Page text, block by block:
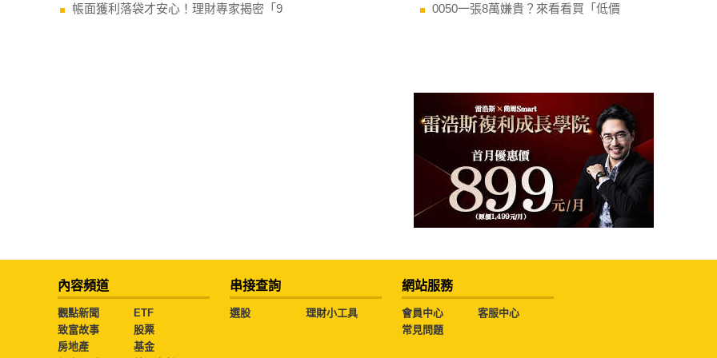
帳面獲利落袋才安心！理財專家揭密「9 0050一張8萬嫌貴？來看看買「低價
內容頻道
觀點新聞
ETF
致富故事
股票
房地產
基金
串接查詢
選股 理財小工具
網站服務
會員中心
客服中心
常見問題